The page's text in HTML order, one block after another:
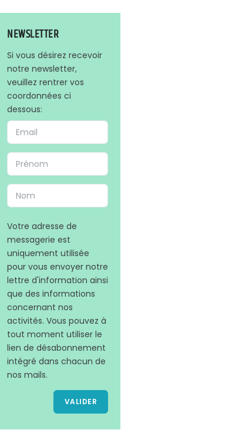
NEWSLETTER
Si vous désirez recevoir
notre newsletter,
veuillez rentrer vos
coordonnées ci
dessous:
Votre adresse de
messagerie est
uniquement utilisée
pour vous envoyer notre
lettre d'information ainsi
que des informations
concernant nos
activités. Vous pouvez à
tout moment utiliser le
lien de désabonnement
intégré dans chacun de
nos mails.
VALIDER